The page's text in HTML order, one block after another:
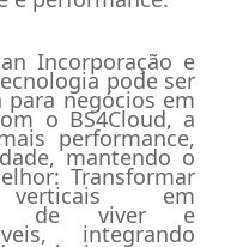
Incorporação e
pode ser
negócios em
o BS4Cloud, a
performance,
mantendo o
Transformar
verticais em
de viver e
integrando